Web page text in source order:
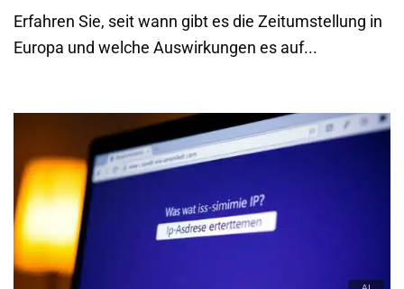
Erfahren Sie, seit wann gibt es die Zeitumstellung in
Europa und welche Auswirkungen es auf...